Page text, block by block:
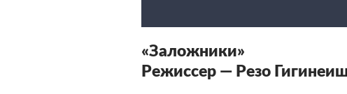
«Заложники»
Режиссер — Резо